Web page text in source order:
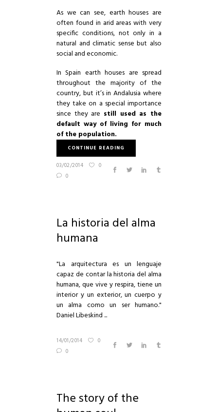
As we can see, earth houses are
often found in arid areas with very
specific conditions, not only in a
natural and climatic sense but also
social and economic.
In Spain earth houses are spread
throughout the majority of the
country, but it’s in Andalusia where
they take on a special importance
since they are still used as the
default way of living for much
of the population.
CONTINUE READING
03/02/2014
0
0
La historia del alma
humana
"La arquitectura es un lenguaje
capaz de contar la historia del alma
humana, que vive y respira, tiene un
interior y un exterior, un cuerpo y
un alma como un ser humano."
Daniel Libeskind ...
14/01/2014
0
0
The story of the